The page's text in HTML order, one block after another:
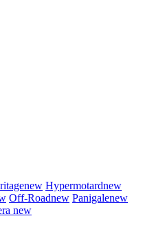
new Hypermotardnew
Off-Roadnew Panigalenew
new